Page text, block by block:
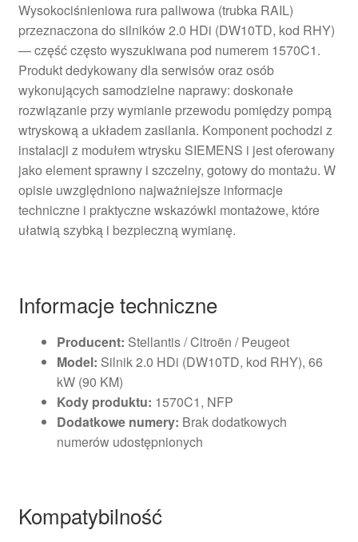
Wysokociśnieniowa rura paliwowa (trubka RAIL)
przeznaczona do silników 2.0 HDi (DW10TD, kod RHY)
— część często wyszukiwana pod numerem 1570C1.
Produkt dedykowany dla serwisów oraz osób
wykonujących samodzielne naprawy: doskonałe
rozwiązanie przy wymianie przewodu pomiędzy pompą
wtryskową a układem zasilania. Komponent pochodzi z
instalacji z modułem wtrysku SIEMENS i jest oferowany
jako element sprawny i szczelny, gotowy do montażu. W
opisie uwzględniono najważniejsze informacje
techniczne i praktyczne wskazówki montażowe, które
ułatwią szybką i bezpieczną wymianę.
Informacje techniczne
Producent: Stellantis / Citroën / Peugeot
Model: Silnik 2.0 HDi (DW10TD, kod RHY), 66
kW (90 KM)
Kody produktu: 1570C1, NFP
Dodatkowe numery: Brak dodatkowych
numerów udostępnionych
Kompatybilność